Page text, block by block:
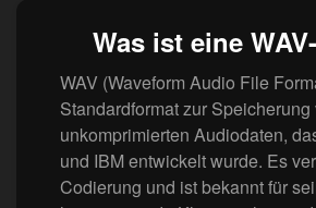
Was ist eine
WAV (Waveform Audio File
Standardformat zur Speicherung
unkomprimierten Audiodaten,
und IBM entwickelt wurde. Es
Codierung und ist bekannt für